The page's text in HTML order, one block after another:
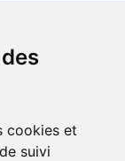
cookies et
suivi